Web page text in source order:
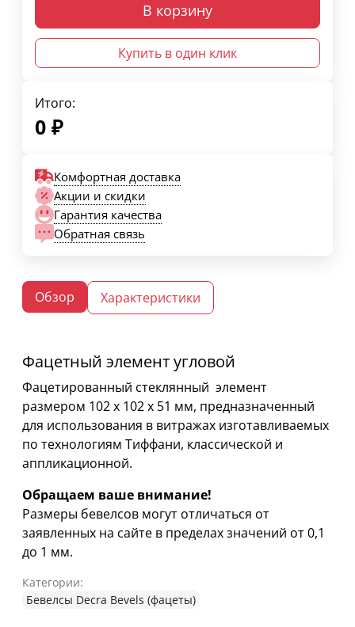
В корзину
Купить в один клик
Итого:
0 ₽
Комфортная доставка
Акции и скидки
Гарантия качества
Обратная связь
Обзор Характеристики
Фацетный элемент угловой
Фацетированный стеклянный элемент
размером 102 х 102 х 51 мм, предназначенный
для использования в витражах изготавливаемых
по технологиям Тиффани, классической и
аппликационной.
Обращаем ваше внимание!
Размеры бевелсов могут отличаться от
заявленных на сайте в пределах значений от 0,1
до 1 мм.
Категории:
Бевелсы Decra Bevels (фацеты)